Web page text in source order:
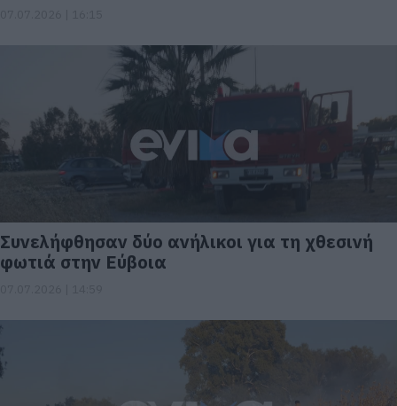
Συνελήφθησαν δύο ανήλικοι για τη χθεσινή
φωτιά στην Εύβοια